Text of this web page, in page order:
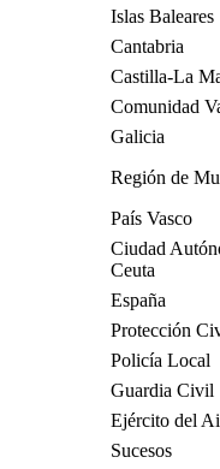
Islas Baleares
Cantabria
Castilla-La
Comunidad
Galicia
Región de
País Vasco
Ciudad
Ceuta
España
Protección
Policía Local
Guardia Civil
Ejército del
Sucesos